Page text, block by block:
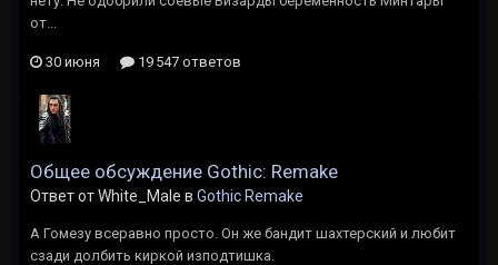
от...
30 июня 19 547 ответов
Общее обсуждение Gothic: Remake
Ответ от White_Male в Gothic Remake
А Гомезу всеравно просто. Он же бандит шахтерский и любит
сзади долбить киркой изподтишка.